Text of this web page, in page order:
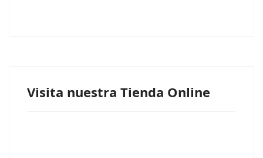
Visita nuestra Tienda Online